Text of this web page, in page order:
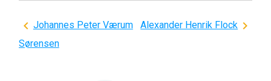
Indlægsnavigation
Johannes Peter Værum
Sørensen
Alexander Henrik Flock